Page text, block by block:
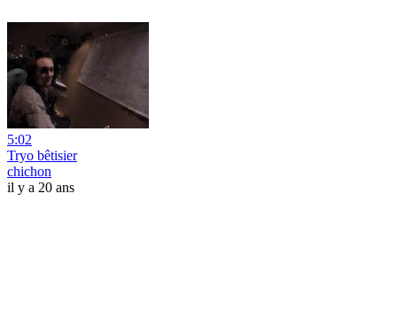
5:02
Tryo bêtisier
chichon
il y a 20 ans